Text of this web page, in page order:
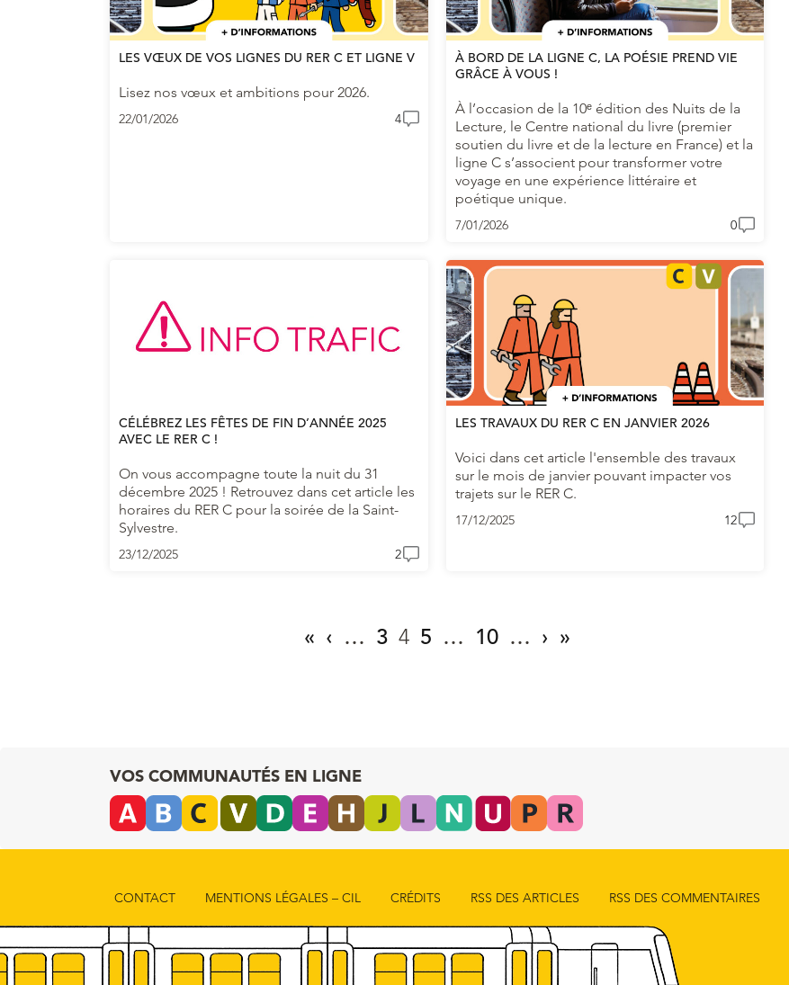
LES VŒUX DE VOS LIGNES DU RER C ET LIGNE V
Lisez nos vœux et ambitions pour 2026.
22/01/2026 4
À BORD DE LA LIGNE C, LA POÉSIE PREND VIE
GRÂCE À VOUS !
À l’occasion de la 10ᵉ édition des Nuits de la
Lecture, le Centre national du livre (premier
soutien du livre et de la lecture en France) et la
ligne C s’associent pour transformer votre
voyage en une expérience littéraire et
poétique unique.
7/01/2026 0
CÉLÉBREZ LES FÊTES DE FIN D’ANNÉE 2025
AVEC LE RER C !
On vous accompagne toute la nuit du 31
décembre 2025 ! Retrouvez dans cet article les
horaires du RER C pour la soirée de la Saint-
Sylvestre.
23/12/2025 2
LES TRAVAUX DU RER C EN JANVIER 2026
Voici dans cet article l'ensemble des travaux
sur le mois de janvier pouvant impacter vos
trajets sur le RER C.
17/12/2025 12
« ‹ … 3 4 5 … 10 … › »
VOS COMMUNAUTÉS EN LIGNE
CONTACT MENTIONS LÉGALES – CIL CRÉDITS RSS DES ARTICLES RSS DES COMMENTAIRES